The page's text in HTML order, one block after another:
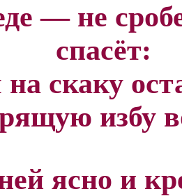
— не
спасёт:
скаку
избу
ясно и